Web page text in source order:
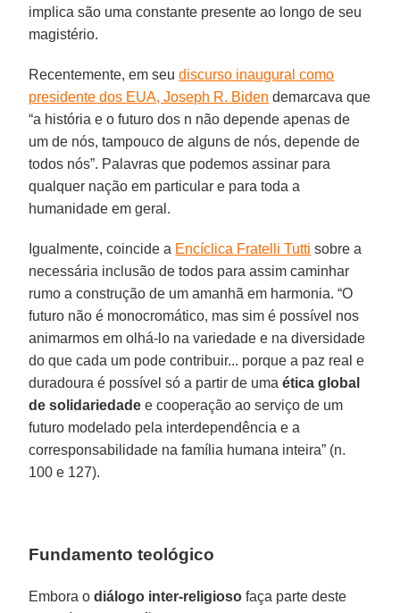
implica são uma constante presente ao longo de seu
magistério.
Recentemente, em seudiscurso inaugural como
presidente dos EUA, Joseph R. Biden demarcava que
“a história e o futuro dos n não depende apenas de
um de nós, tampouco de alguns de nós, depende de
todos nós”. Palavras que podemos assinar para
qualquer nação em particular e para toda a
humanidade em geral.
Igualmente, coincide a Encíclica Fratelli Tutti sobre a
necessária inclusão de todos para assim caminhar
rumo a construção de um amanhã em harmonia. “O
futuro não é monocromático, mas sim é possível nos
animarmos em olhá-lo na variedade e na diversidade
do que cada um pode contribuir... porque a paz real e
duradoura é possível só a partir de umaética global
de solidariedade e cooperação ao serviço de um
futuro modelado pela interdependência e a
corresponsabilidade na família humana inteira” (n.
100 e 127).
Fundamento teológico
Embora odiálogo inter-religioso faça parte deste